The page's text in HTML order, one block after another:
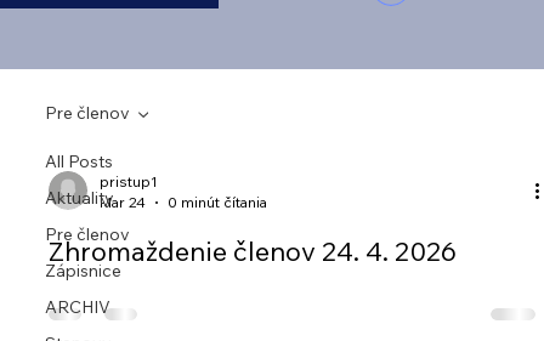
All Posts
Aktuality
Pre členov
Zápisnice
ARCHIV
Pre členov
pristup1
Mar 24
0 minút čítania
Zhromaždenie členov 24. 4. 2026